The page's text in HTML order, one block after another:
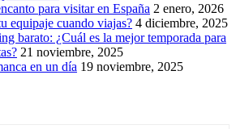
para visitar en España 2 enero, 2026
equipaje cuando viajas? 4 diciembre, 2025
barato: ¿Cuál es la mejor temporada para
21 noviembre, 2025
en un día 19 noviembre, 2025